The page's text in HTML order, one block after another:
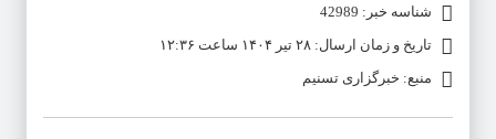
شناسه خبر: 42989
تاریخ و زمان ارسال: ۲۸ تیر ۱۴۰۴ ساعت ۱۲:۳۶
منبع: خبرگزاری تسنیم